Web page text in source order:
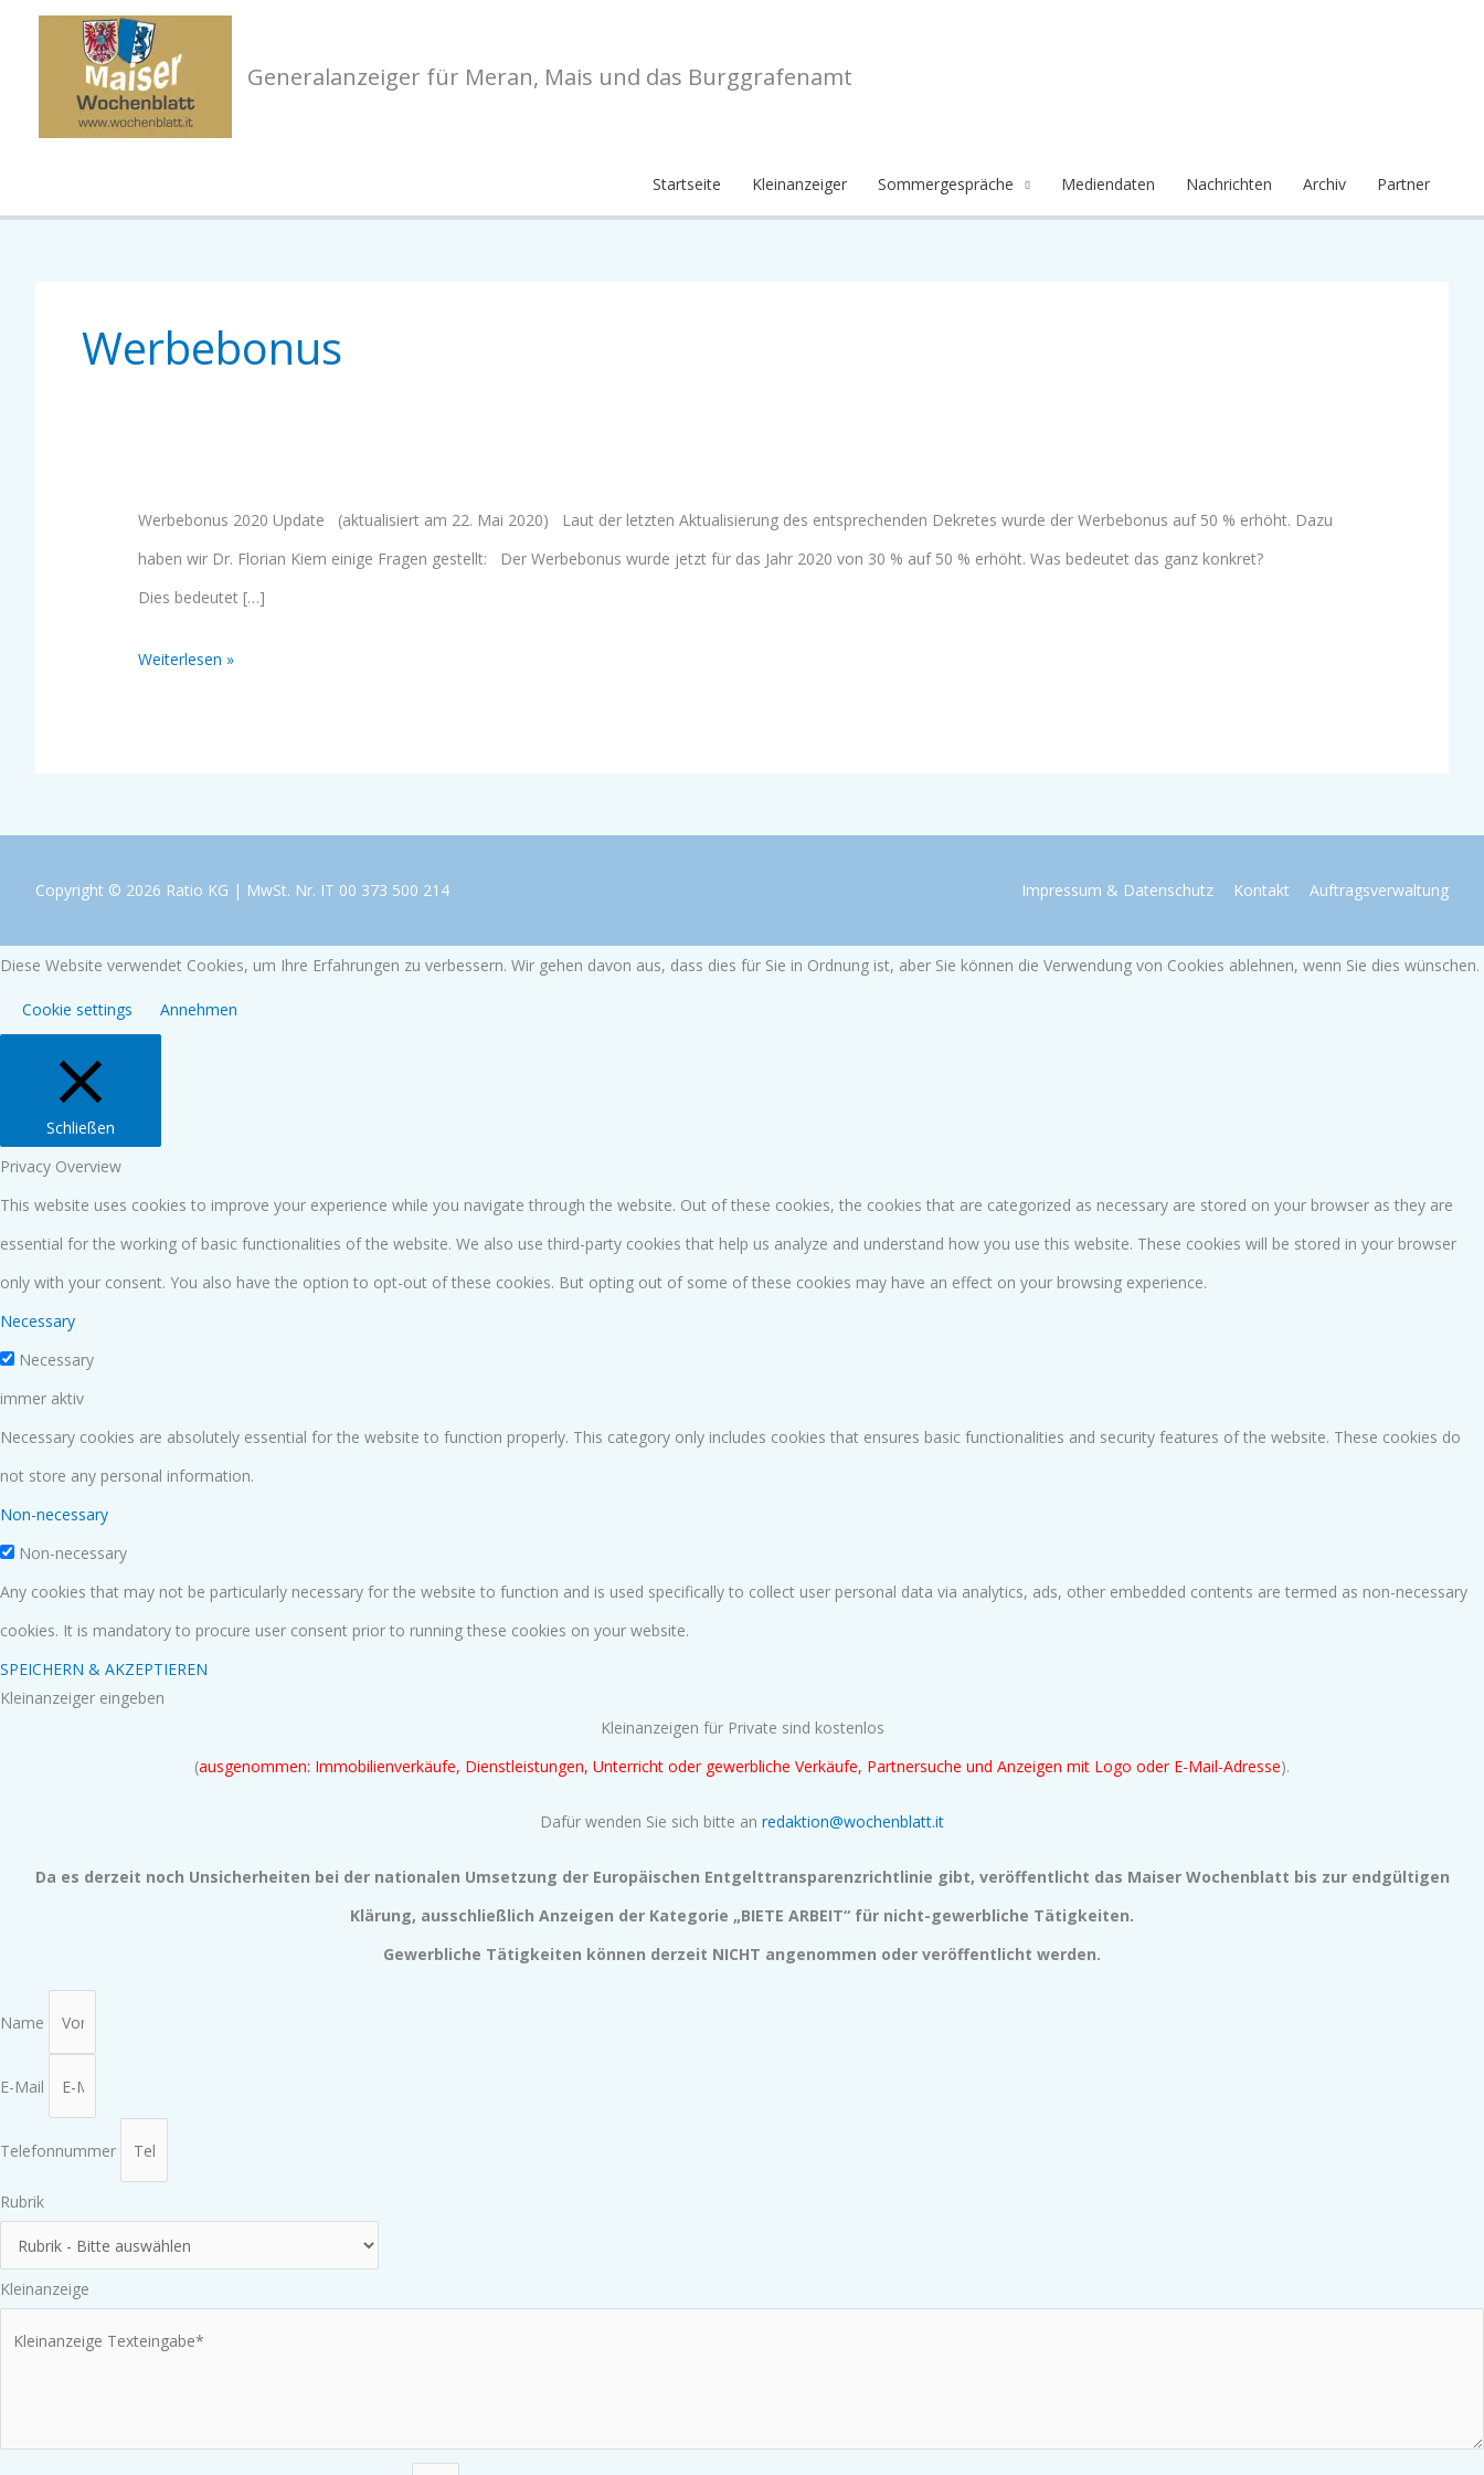
Generalanzeiger für Meran, Mais und das Burggrafenamt
Startseite Kleinanzeiger Sommergespräche Mediendaten Nachrichten Archiv Partner
Werbebonus
Werbebonus 2020 Update (aktualisiert am 22. Mai 2020) Laut der letzten Aktualisierung des entsprechenden Dekretes wurde der Werbebonus auf 50 % erhöht. Dazu
haben wir Dr. Florian Kiem einige Fragen gestellt: Der Werbebonus wurde jetzt für das Jahr 2020 von 30 % auf 50 % erhöht. Was bedeutet das ganz konkret?
Dies bedeutet […]
Werbebonus
2020
(Ausgabe
Weiterlesen »
Copyright © 2026 Ratio KG | MwSt. Nr. IT 00 373 500 214 Impressum & Datenschutz Kontakt Auftragsverwaltung
Diese Website verwendet Cookies, um Ihre Erfahrungen zu verbessern. Wir gehen davon aus, dass dies für Sie in Ordnung ist, aber Sie können die Verwendung von Cookies ablehnen, wenn Sie dies wünschen.
Cookie settings Annehmen
Schließen
Privacy Overview
This website uses cookies to improve your experience while you navigate through the website. Out of these cookies, the cookies that are categorized as necessary are stored on your browser as they are
essential for the working of basic functionalities of the website. We also use third-party cookies that help us analyze and understand how you use this website. These cookies will be stored in your browser
only with your consent. You also have the option to opt-out of these cookies. But opting out of some of these cookies may have an effect on your browsing experience.
Necessary
Necessary
immer aktiv
Necessary cookies are absolutely essential for the website to function properly. This category only includes cookies that ensures basic functionalities and security features of the website. These cookies do
not store any personal information.
Non-necessary
Non-necessary
Any cookies that may not be particularly necessary for the website to function and is used specifically to collect user personal data via analytics, ads, other embedded contents are termed as non-necessary
cookies. It is mandatory to procure user consent prior to running these cookies on your website.
SPEICHERN & AKZEPTIEREN
Kleinanzeiger eingeben
Kleinanzeigen für Private sind kostenlos
(ausgenommen: Immobilienverkäufe, Dienstleistungen, Unterricht oder gewerbliche Verkäufe, Partnersuche und Anzeigen mit Logo oder E-Mail-Adresse).
Dafür wenden Sie sich bitte an redaktion@wochenblatt.it
Da es derzeit noch Unsicherheiten bei der nationalen Umsetzung der Europäischen Entgelttransparenzrichtlinie gibt, veröffentlicht das Maiser Wochenblatt bis zur endgültigen
Klärung, ausschließlich Anzeigen der Kategorie „BIETE ARBEIT“ für nicht-gewerbliche Tätigkeiten.
Gewerbliche Tätigkeiten können derzeit NICHT angenommen oder veröffentlicht werden.
Name
E-Mail
Telefonnummer
Rubrik
Kleinanzeige